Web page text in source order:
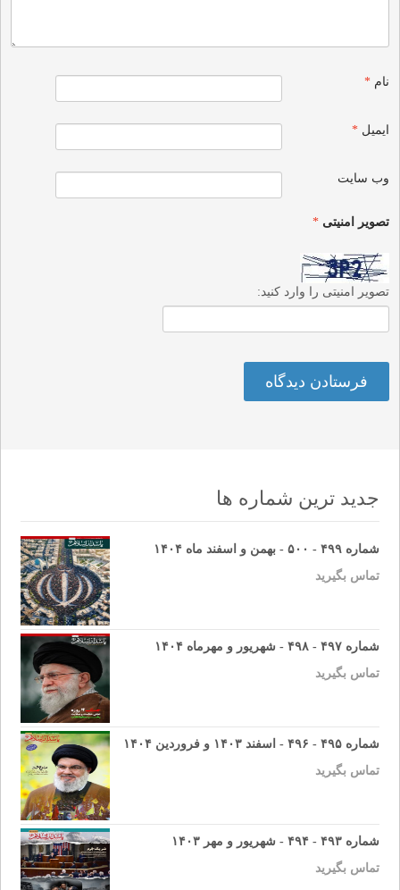
نام*
ایمیل*
وب‌ سایت
تصویر امنیتی*
تصویر امنیتی را وارد کنید:
جدید ترین شماره ها
شماره ۴۹۹ - ۵۰۰ - بهمن و اسفند ماه ۱۴۰۴
تماس بگیرید
شماره ۴۹۷ - ۴۹۸ - شهریور و مهرماه ۱۴۰۴
تماس بگیرید
شماره ۴۹۵ - ۴۹۶ - اسفند ۱۴۰۳ و فروردین ۱۴۰۴
تماس بگیرید
شماره ۴۹۳ - ۴۹۴ - شهریور و مهر ۱۴۰۳
تماس بگیرید